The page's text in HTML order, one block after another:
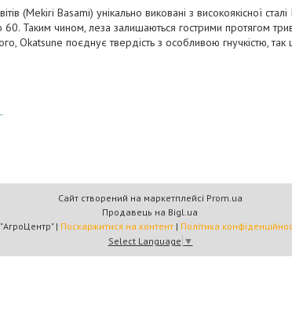
(Mekiri Basami) унікально виковані з високоякісної
Таким чином, леза залишаються гострими протягом
Okatsune поєднує твердість з особливою гнучкістю,
Сайт створений на маркетплейсі Prom.ua
Продавець на Bigl.ua
"АгроЦентр" | Поскаржитися на контент | Політика
Select Language ▼